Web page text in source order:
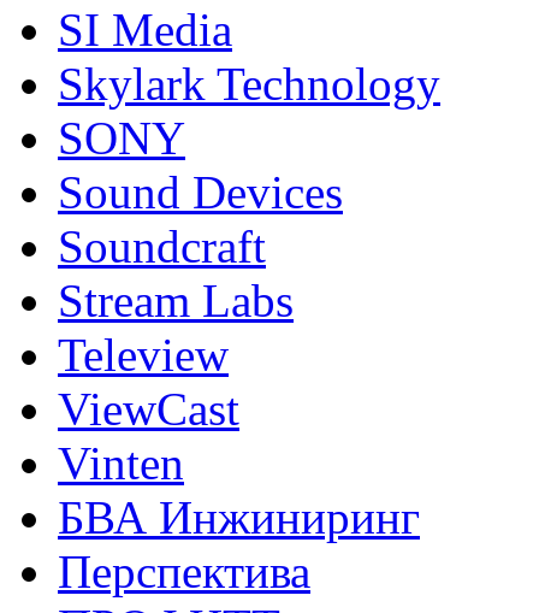
SI Media
Skylark Technology
SONY
Sound Devices
Soundcraft
Stream Labs
Teleview
ViewCast
Vinten
БВА Инжиниринг
Перспектива